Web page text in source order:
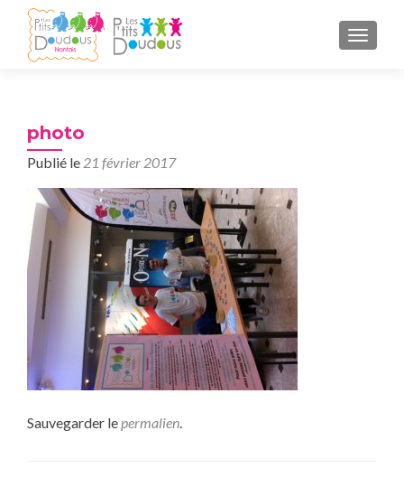
photo
Publié le 21 février 2017
Sauvegarder lepermalien.